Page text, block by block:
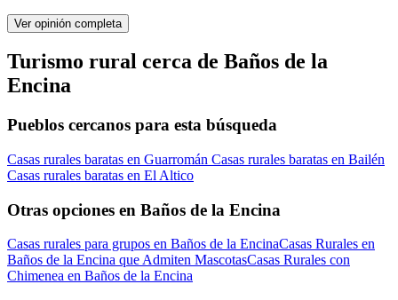
Ver opinión completa
Turismo rural cerca de Baños de la
Encina
Pueblos cercanos para esta búsqueda
Casas rurales baratas en Guarromán Casas rurales baratas en Bailén
Casas rurales baratas en El Altico
Otras opciones en Baños de la Encina
Casas rurales para grupos en Baños de la EncinaCasas Rurales en
Baños de la Encina que Admiten MascotasCasas Rurales con
Chimenea en Baños de la Encina